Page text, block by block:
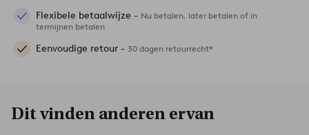
Flexibele betaalwijze - Nu betalen, later betalen of in
termijnen betalen
Eenvoudige retour - 30 dagen retourrecht*
Dit vinden anderen ervan